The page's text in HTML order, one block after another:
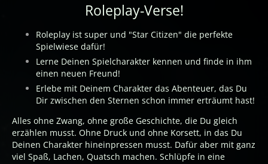
Roleplay-Verse!
Roleplay ist super und "Star Citizen" die perfekte
Spielwiese dafür!
Lerne Deinen Spielcharakter kennen und finde in ihm
einen neuen Freund!
Erlebe mit Deinem Charakter das Abenteuer, das Du
Dir zwischen den Sternen schon immer erträumt hast!
Alles ohne Zwang, ohne große Geschichte, die Du gleich
erzählen musst. Ohne Druck und ohne Korsett, in das Du
Deinen Charakter hineinpressen musst. Dafür aber mit ganz
viel Spaß, Lachen, Quatsch machen. Schlüpfe in eine